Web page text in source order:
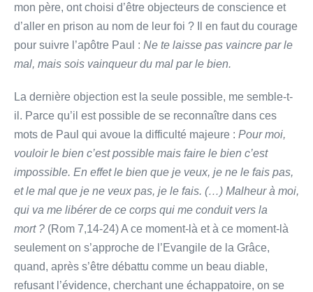
mon père, ont choisi d’être objecteurs de conscience et
d’aller en prison au nom de leur foi ? Il en faut du courage
pour suivre l’apôtre Paul : Ne te laisse pas vaincre par le
mal, mais sois vainqueur du mal par le bien.
La dernière objection est la seule possible, me semble-t-
il. Parce qu’il est possible de se reconnaître dans ces
mots de Paul qui avoue la difficulté majeure : Pour moi,
vouloir le bien c’est possible mais faire le bien c’est
impossible. En effet le bien que je veux, je ne le fais pas,
et le mal que je ne veux pas, je le fais. (…) Malheur à moi,
qui va me libérer de ce corps qui me conduit vers la
mort ? (Rom 7,14-24) A ce moment-là et à ce moment-là
seulement on s’approche de l’Evangile de la Grâce,
quand, après s’être débattu comme un beau diable,
refusant l’évidence, cherchant une échappatoire, on se